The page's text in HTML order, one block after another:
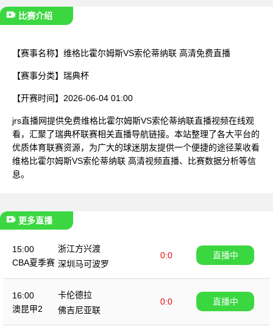
比赛介绍
【赛事名称】 维格比霍尔姆斯VS索伦蒂纳联 高清免费直播
【赛事分类】 瑞典杯
【开赛时间】 2026-06-04 01:00
jrs直播网提供免费维格比霍尔姆斯VS索伦蒂纳联直播视频在线观
看，汇聚了瑞典杯联赛相关直播导航链接。本站整理了各大平台的
优质体育联赛资源，为广大的球迷朋友提供一个便捷的途径莱收看
维格比霍尔姆斯VS索伦蒂纳联 高清视频直播、比赛数据分析等信
息。
更多直播
15:00
CBA夏季赛
浙江方兴渡
0:0
深圳马可波罗
直播中
16:00
澳昆甲2
卡伦德拉
0:0
佛吉尼亚联
直播中